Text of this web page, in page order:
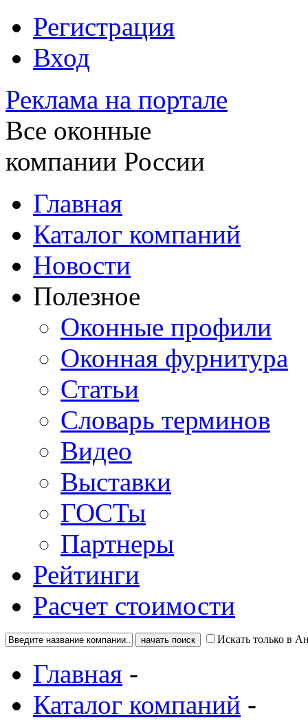
Регистрация
Вход
Реклама на портале
Все оконные
компании России
Главная
Каталог компаний
Новости
Полезное
Оконные профили
Оконная фурнитура
Статьи
Словарь терминов
Видео
Выставки
ГОСТы
Партнеры
Рейтинги
Расчет стоимости
Искать только в
Главная -
Каталог компаний -